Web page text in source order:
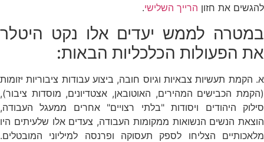
להגשים את חזון הרייך השלישי.
במטרה לממש יעדים אלו נקט היטלר
את הפעולות הכלכליות הבאות:
א. הקמת תעשיות צבאיות וגיוס חובה, ביצוע עבודות ציבוריות יזומות
(הקמת הכבישים המהירים, האוטובאן, אצטדיונים, מוסדות ציבור),
סילוק היהודים ויסודות "בלתי רצויים" אחרים ממעגל העבודה,
הוצאת הנשים הנשואות ממקומות העבודה, צעדים אלו שלעיתים היו
מלאכותיים הצליחו לספק תעסוקה ופרנסה למיליוני המובטלים.